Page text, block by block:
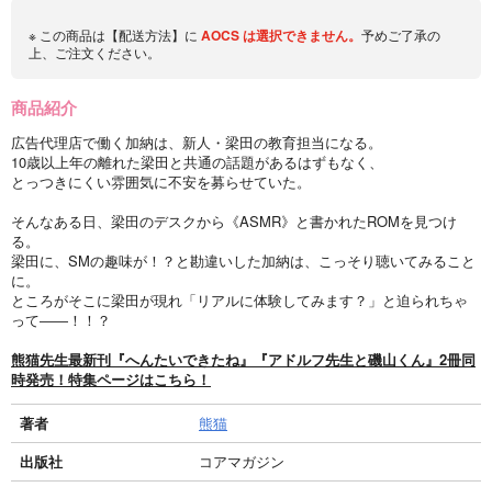
※ この商品は【配送方法】に AOCSは選択できません。 予めご了承の
上、ご注文ください。
商品紹介
広告代理店で働く加納は、新人・梁田の教育担当になる。
10歳以上年の離れた梁田と共通の話題があるはずもなく、
とっつきにくい雰囲気に不安を募らせていた。
そんなある日、梁田のデスクから《ASMR》と書かれたROMを見つけ
る。
梁田に、SMの趣味が！？と勘違いした加納は、こっそり聴いてみること
に。
ところがそこに梁田が現れ「リアルに体験してみます？」と迫られちゃ
って――！！？
熊猫先生最新刊『へんたいできたね』『アドルフ先生と磯山くん』2冊同
時発売！特集ページはこちら！
著者
熊猫
出版社
コアマガジン